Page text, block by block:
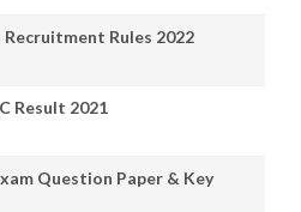
Rules 2022
Result 2021
Question Paper & Key